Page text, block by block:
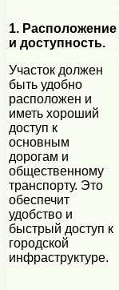
1. Расположение
и доступность.
Участок должен
быть удобно
расположен и
иметь хороший
доступ к
основным
дорогам и
общественному
транспорту. Это
обеспечит
удобство и
быстрый доступ к
городской
инфраструктуре.